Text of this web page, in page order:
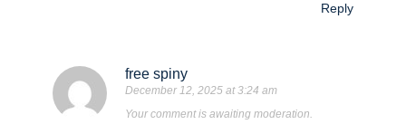
Reply
free spiny
December 12, 2025 at 3:24 am
Your comment is awaiting moderation.